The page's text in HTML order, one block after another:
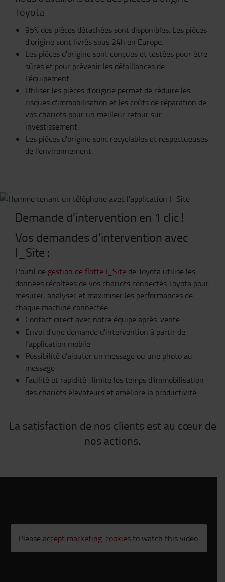
Toyota
95% des pièces détachées sont disponibles. Les pièces
d'origine sont livrés sous 24h en Europe.
Les pièces d'origine sont conçues et testées pour être
sûres et pour prévenir les défaillances de
l'équipement.
Utiliser les pièces d'origine permet de réduire les
risques d'immobilisation et les coûts de réparation de
vos chariots pour un meilleur retour sur
investissement.
Les pièces d'origine sont recyclables et respectueuses
de l'environnement.
Demande d'intervention en 1 clic !
Vos demandes d'intervention avec
I_Site :
L'outil de gestion de flotte I_Site de Toyota utilise les
données récoltées de vos chariots connectés Toyota pour
mesurer, analyser et maximiser les performances de
chaque machine connectée.
Contact direct avec notre équipe après-vente
Envoi d'une demande d'intervention à partir de
l'application mobile
Possibilité d'ajouter un message ou une photo au
message
Facilité et rapidité : limite les temps d'immobilisation
des chariots élévateurs et améliore la productivité
La satisfaction de nos clients est au cœur de
nos actions.
Please accept marketing-cookiesto watch this video.